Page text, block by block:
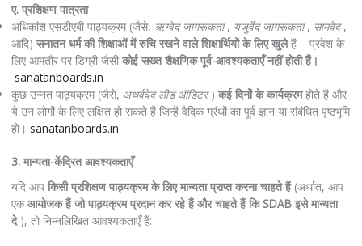
ए. प्रशिक्षण पात्रता
अधिकांश एसडीएबी पाठ्यक्रम (जैसे, ऋग्वेद जागरूकता, यजुर्वेद जागरूकता, सामवेद,
आदि) सनातन धर्म की शिक्षाओं में रुचि रखने वाले शिक्षार्थियों के लिए खुलेहैं – प्रवेश के
लिए आमतौर पर डिग्री जैसी कोई सख्त शैक्षणिक पूर्व-आवश्यकताएँ नहीं होती हैं।
sanatanboards.in
कुछ उन्नत पाठ्यक्रम (जैसे, अथर्ववेद लीड ऑडिटर) कई दिनों के कार्यक्रमहोते हैं और
ये उन लोगों के लिए लक्षित हो सकते हैं जिन्हें वैदिक ग्रंथों का पूर्व ज्ञान या संबंधित पृष्ठभूमि
हो। sanatanboards.in
3. मान्यता-केंद्रित आवश्यकताएँ
यदि आप किसी प्रशिक्षण पाठ्यक्रम के लिए मान्यता प्राप्त करना चाहते हैं(अर्थात, आप
एकआयोजक हैं जो पाठ्यक्रम प्रदान कर रहे हैं और चाहते हैं कि SDAB इसे मान्यता
दे), तो निम्नलिखित आवश्यकताएँ हैं: